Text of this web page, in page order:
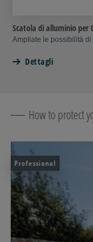
Scatola di alluminio per
Ampliate le possibilità di
Dettagli
How to protect
Professional